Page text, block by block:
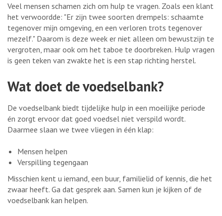
Veel mensen schamen zich om hulp te vragen. Zoals een klant
het verwoordde: "Er zijn twee soorten drempels: schaamte
tegenover mijn omgeving, en een verloren trots tegenover
mezelf." Daarom is deze week er niet alleen om bewustzijn te
vergroten, maar ook om het taboe te doorbreken. Hulp vragen
is geen teken van zwakte het is een stap richting herstel.
Wat doet de voedselbank?
De voedselbank biedt tijdelijke hulp in een moeilijke periode
én zorgt ervoor dat goed voedsel niet verspild wordt.
Daarmee slaan we twee vliegen in één klap:
Mensen helpen
Verspilling tegengaan
Misschien kent u iemand, een buur, familielid of kennis, die het
zwaar heeft. Ga dat gesprek aan. Samen kun je kijken of de
voedselbank kan helpen.